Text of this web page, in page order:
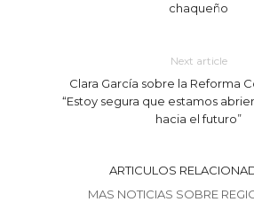
chaqueño
Next article
Clara García sobre la Reforma
“Estoy segura que estamos
hacia el futuro”
ARTICULOS
MAS NOTICIAS SOBRE